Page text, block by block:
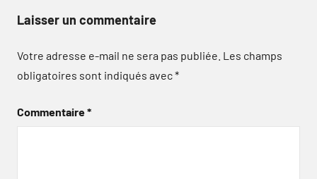
Laisser un commentaire
Votre adresse e-mail ne sera pas publiée. Les champs
obligatoires sont indiqués avec*
Commentaire*